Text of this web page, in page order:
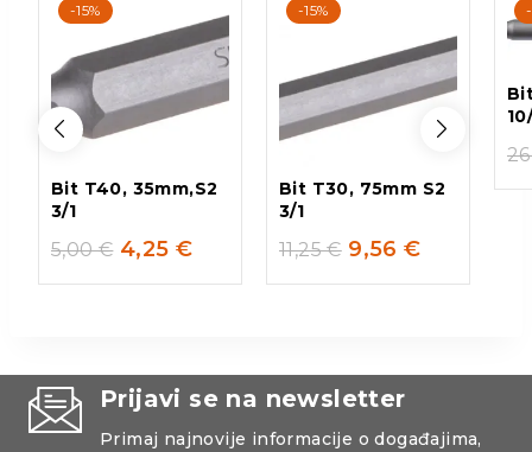
-15%
Bit T40, 35mm,S2
3/1
5,00€ 4,25 €
-15%
Bit T30, 75mm S2
3/1
11,25€ 9,56€
Prijavi se na newsletter
Primaj najnovije informacije o događajima,